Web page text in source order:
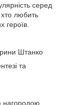
серед
хто любить
героїв.
Штанко
та
нагородою